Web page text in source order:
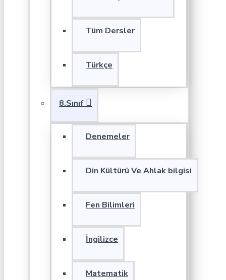
Tüm Dersler
Türkçe
8.Sınıf
Denemeler
Din Kültürü Ve Ahlak bilgisi
Fen Bilimleri
İngilizce
Matematik